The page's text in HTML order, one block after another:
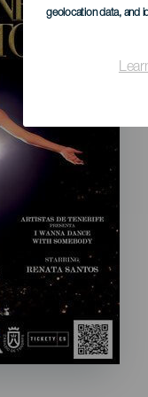
geolocation data, and